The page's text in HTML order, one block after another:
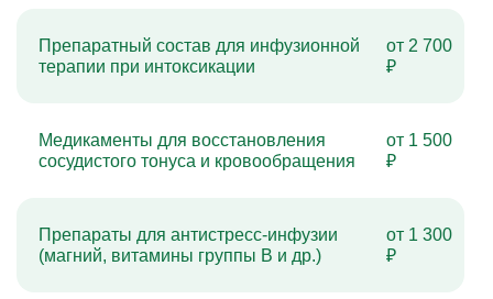
Препаратный состав для инфузионной
терапии при интоксикации
от 2 700
₽
Медикаменты для восстановления
сосудистого тонуса и кровообращения
от 1 500
₽
Препараты для антистресс-инфузии
(магний, витамины группы B и др.)
от 1 300
₽